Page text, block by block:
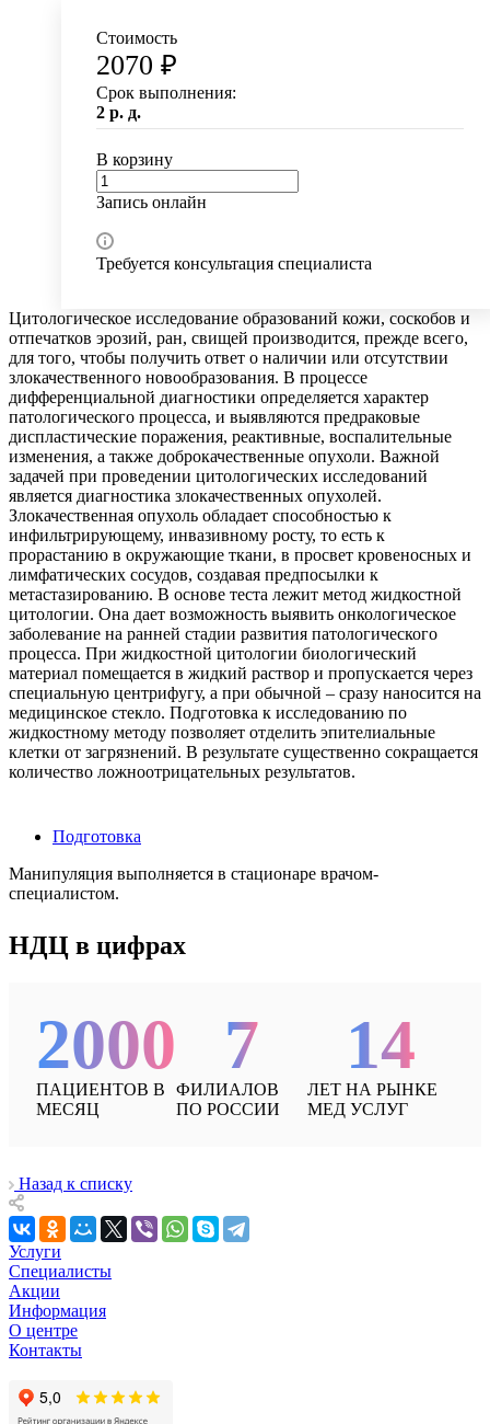
Стоимость
2070 ₽
Срок выполнения:
2 р. д.
В корзину
Запись онлайн
Требуется консультация специалиста
Цитологическое исследование образований кожи, соскобов и
отпечатков эрозий, ран, свищей производится, прежде всего,
для того, чтобы получить ответ о наличии или отсутствии
злокачественного новообразования. В процессе
дифференциальной диагностики определяется характер
патологического процесса, и выявляются предраковые
диспластические поражения, реактивные, воспалительные
изменения, а также доброкачественные опухоли. Важной
задачей при проведении цитологических исследований
является диагностика злокачественных опухолей.
Злокачественная опухоль обладает способностью к
инфильтрирующему, инвазивному росту, то есть к
прорастанию в окружающие ткани, в просвет кровеносных и
лимфатических сосудов, создавая предпосылки к
метастазированию. В основе теста лежит метод жидкостной
цитологии. Она дает возможность выявить онкологическое
заболевание на ранней стадии развития патологического
процесса. При жидкостной цитологии биологический
материал помещается в жидкий раствор и пропускается через
специальную центрифугу, а при обычной – сразу наносится на
медицинское стекло. Подготовка к исследованию по
жидкостному методу позволяет отделить эпителиальные
клетки от загрязнений. В результате существенно сокращается
количество ложноотрицательных результатов.
Подготовка
Манипуляция выполняется в стационаре врачом-
специалистом.
НДЦ в цифрах
2000
ПАЦИЕНТОВ В
МЕСЯЦ
7
ФИЛИАЛОВ
ПО РОССИИ
14
ЛЕТ НА РЫНКЕ
МЕД УСЛУГ
Назад к списку
Услуги
Специалисты
Акции
Информация
О центре
Контакты